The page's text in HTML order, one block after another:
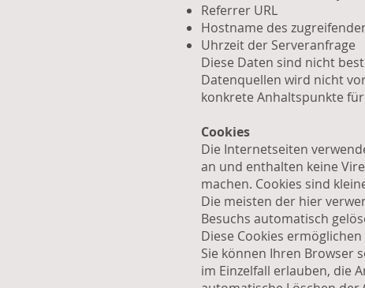
Referrer URL
Hostname des
Uhrzeit der Serveranfrage
Diese Daten sind nicht
Datenquellen wird nicht
konkrete Anhaltspunkte
Cookies
Die Internetseiten
an und enthalten keine
machen. Cookies sind
Die meisten der hier
Besuchs automatisch
Diese Cookies
Sie können Ihren Browser
im Einzelfall erlauben, die